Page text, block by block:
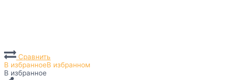
Сравнить
В избранноеВ избранном
В избранное